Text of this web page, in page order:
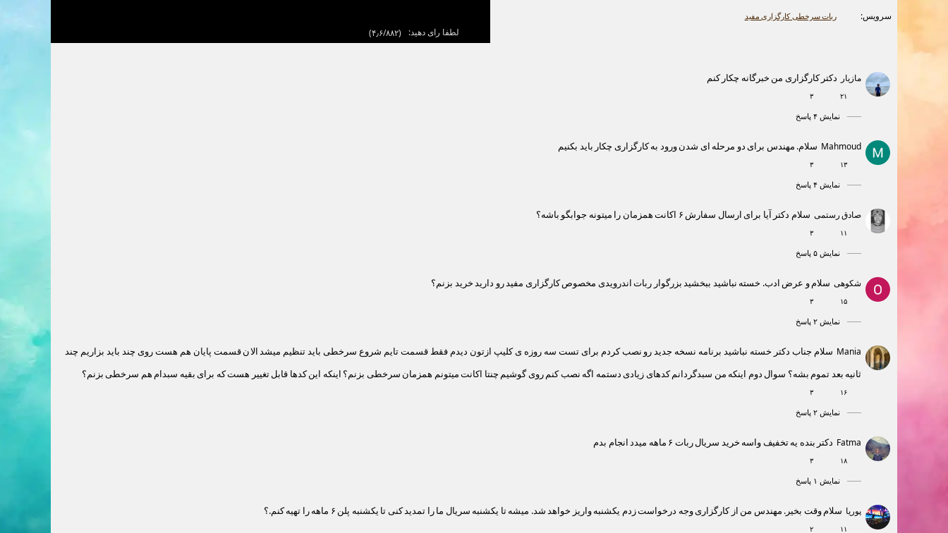
لطفا رای دهید: ( ۴٫۶/۸۸۲)
سرویس: ربات سرخطی کارگزاری مفید
مازیار دکتر کارگزاری من خبرگانه چکار کنم
۲۱ ۳
نمایش ۴ پاسخ
Mahmoud سلام. مهندس برای دو مرحله ای شدن ورود به کارگزاری چکار باید بکنیم
۱۳ ۳
نمایش ۴ پاسخ
صادق رستمی سلام دکتر آیا برای ارسال سفارش ۶ اکانت همزمان را میتونه جوابگو باشه؟
۱۱ ۳
نمایش ۵ پاسخ
شکوهی سلام و عرض ادب. خسته نباشید ببخشید بزرگوار ربات اندرویدی مخصوص کارگزاری مفید رو دارید خرید بزنم؟
۱۵ ۳
نمایش ۲ پاسخ
Mania سلام جناب دکتر خسته نباشید برنامه نسخه جدید رو نصب کردم برای تست سه روزه ی کلیپ ازتون دیدم فقط قسمت تایم شروع سرخطی باید تنظیم میشد الان قسمت پایان هم هست روی چند باید بزاریم چند
ثانیه بعد تموم بشه؟ سوال دوم اینکه من سبدگردانم کدهای زیادی دستمه اگه نصب کنم روی گوشیم چنتا اکانت میتونم همزمان سرخطی بزنم؟ اینکه این کدها قابل تغییر هست که برای بقیه سبدام هم سرخطی بزنم؟
۱۶ ۳
نمایش ۲ پاسخ
Fatma دکتر بنده یه تخفیف واسه خرید سریال ربات ۶ ماهه میدد انجام بدم
۱۸ ۳
نمایش ۱ پاسخ
پوریا سلام وقت بخیر. مهندس من از کارگزاری وجه درخواست زدم یکشنبه واریز خواهد شد. میشه تا یکشنبه سریال ما را تمدید کنی تا یکشنبه پلن ۶ ماهه را تهیه کنم.؟
۱۱ ۲